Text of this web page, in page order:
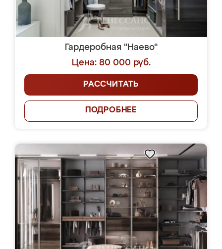
Гардеробная "Наево"
Цена: 80 000 руб.
РАССЧИТАТЬ
ПОДРОБНЕЕ